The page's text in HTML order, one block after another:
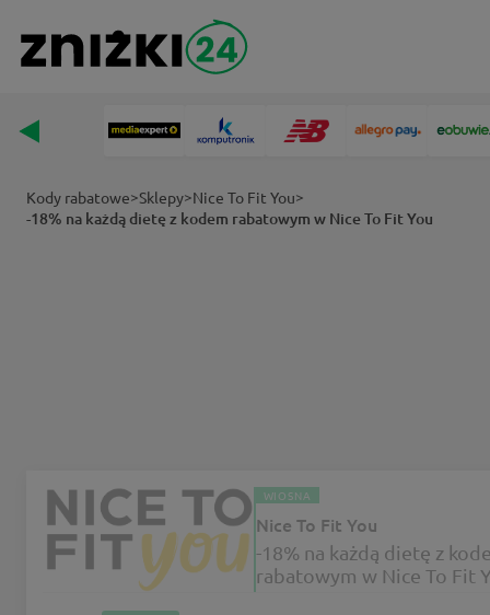
Kody rabatowe>Sklepy>Nice To Fit You>
-18% na każdą dietę z kodem rabatowym w Nice To Fit You
WIOSNA
Nice To Fit You
-18% na każdą dietę z
rabatowym w Nice To Fit